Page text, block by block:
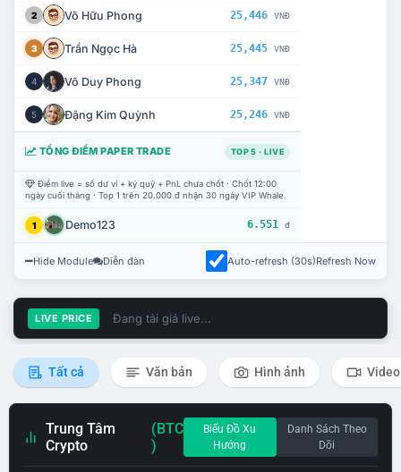
2 Võ Hữu Phong 25,446 VNĐ
3 Trần Ngọc Hà 25,445 VNĐ
4 Võ Duy Phong 25,347 VNĐ
5 Đặng Kim Quỳnh 25,246 VNĐ
TỔNG ĐIỂM PAPER TRADE TOP 5 · LIVE
Điểm live = số dư ví + ký quỹ + PnL chưa chốt · Chốt 12:00
ngày cuối tháng · Top 1 trên 20.000 đ nhận 30 ngày VIP Whale.
1 Demo123 6.551 đ
Hide Module Diễn đàn Auto-refresh (30s)Refresh Now
LIVE PRICE Đang tải giá live...
Tất cả Văn bản Hình ảnh Video
Trung Tâm
Crypto
(BTC
)
Biểu Đồ Xu
Hướng
Danh Sách Theo
Dõi